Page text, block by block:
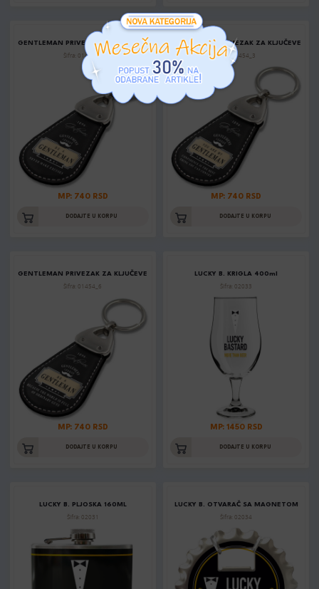
GENTLEMAN PRIVEZAK ZA KLJUČEVE
Šifra: 01454_2
MP: 740 RSD
DODAJTE U KORPU
GENTLEMAN PRIVEZAK ZA KLJUČEVE
Šifra: 01454_3
MP: 740 RSD
DODAJTE U KORPU
GENTLEMAN PRIVEZAK ZA KLJUČEVE
Šifra: 01454_6
MP: 740 RSD
DODAJTE U KORPU
LUCKY B. KRIGLA 400ml
Šifra: 02033
MP: 1450 RSD
DODAJTE U KORPU
LUCKY B. PLJOSKA 160ML
Šifra: 02031
LUCKY B. OTVARAČ SA MAGNETOM
Šifra: 02034